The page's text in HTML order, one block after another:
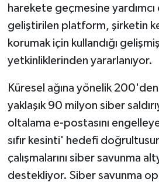
harekete geçmesine
geliştirilen platform, şirketin
korumak için kullandığı
yetkinliklerinden yararlanıyor.
Küresel ağına yönelik
yaklaşık 90 milyon siber
oltalama e-postasını
sıfır kesinti' hedefi
çalışmalarını siber savunma
destekliyor. Siber savunma